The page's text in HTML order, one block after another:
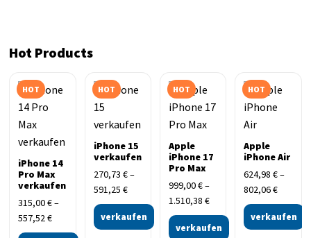
Hot Products
HOT
iPhone 14
Pro Max
verkaufen
315,00€–
557,52€
HOT
iPhone 15
verkaufen
270,73 €–
591,25 €
verkaufen
HOT
Apple
iPhone 17
Pro Max
999,00€–
1.510,38 €
verkaufen
HOT
Apple
iPhone Air
624,98€–
802,06€
verkaufen